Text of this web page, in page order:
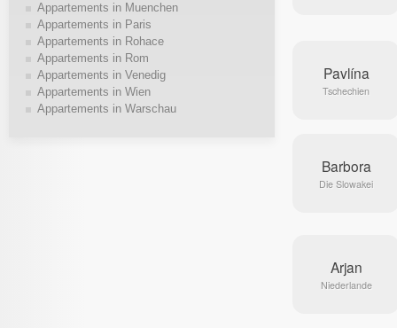
Appartements in Muenchen
Appartements in Paris
Appartements in Rohace
Appartements in Rom
Appartements in Venedig
Appartements in Wien
Appartements in Warschau
Pavlína
Tschechien
Barbora
Die Slowakei
Arjan
Niederlande